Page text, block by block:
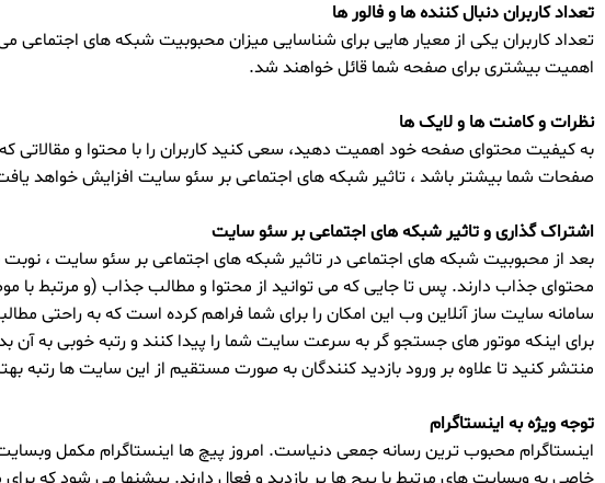
تعداد کاربران دنبال کننده ها و فالور ها
تعداد کاربران یکی از معیار هایی برای شناسایی میزان محبوبیت شبکه های
اهمیت بیشتری برای صفحه شما قائل خواهند شد.
نظرات و کامنت ها و لایک ها
به کیفیت محتوای صفحه خود اهمیت دهید، سعی کنید کاربران را با محتوا و مقالاتی
صفحات شما بیشتر باشد ، تاثیر شبکه های اجتماعی بر سئو سایت افزایش خواهد
اشتراک گذاری و تاثیر شبکه های اجتماعی بر سئو سایت
بعد از محبوبیت شبکه های اجتماعی در تاثیر شبکه های اجتماعی بر سئو سایت ،
محتوای جذاب دارند. پس تا جایی که می توانید از محتوا و مطالب جذاب (و مرتبط با
سامانه سایت ساز آنلاین وب این امکان را برای شما فراهم کرده است که به راحتی
برای اینکه موتور های جستجو گر به سرعت سایت شما را پیدا کنند و رتبه خوبی به
منتشر کنید تا علاوه بر ورود بازدید کنندگان به صورت مستقیم از این سایت ها رتبه
توجه ویژه به اینستاگرام
اینستاگرام محبوب ترین رسانه جمعی دنیاست. امروز پیچ ها اینستاگرام مکمل